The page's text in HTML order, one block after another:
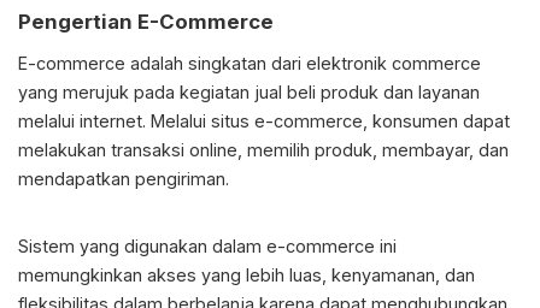
Pengertian E-Commerce
E-commerce adalah singkatan dari elektronik commerce
yang merujuk pada kegiatan jual beli produk dan layanan
melalui internet. Melalui situs e-commerce, konsumen dapat
melakukan transaksi online, memilih produk, membayar, dan
mendapatkan pengiriman.
Sistem yang digunakan dalam e-commerce ini
memungkinkan akses yang lebih luas, kenyamanan, dan